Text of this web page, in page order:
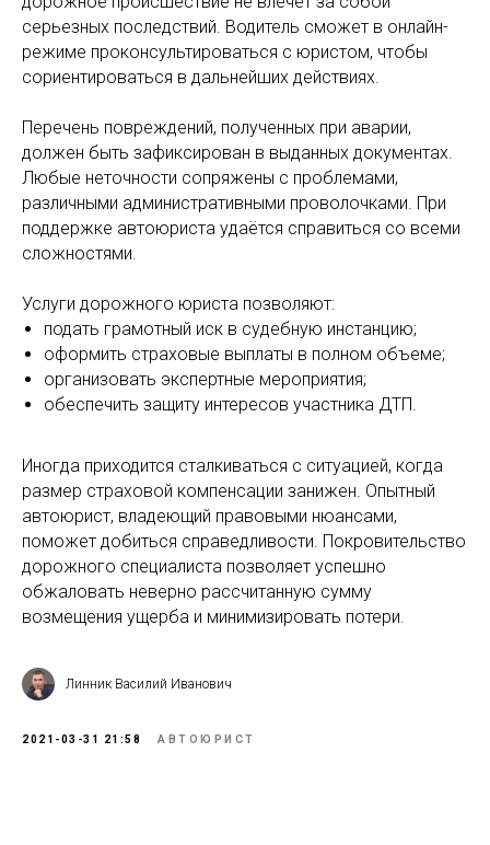
серьезных последствий. Водитель сможет в онлайн-
режиме проконсультироваться с юристом, чтобы
сориентироваться в дальнейших действиях.
Перечень повреждений, полученных при аварии,
должен быть зафиксирован в выданных документах.
Любые неточности сопряжены с проблемами,
различными административными проволочками. При
поддержке автоюриста удаётся справиться со всеми
сложностями.
Услуги дорожного юриста позволяют:
подать грамотный иск в судебную инстанцию;
оформить страховые выплаты в полном объеме;
организовать экспертные мероприятия;
обеспечить защиту интересов участника ДТП.
Иногда приходится сталкиваться с ситуацией, когда
размер страховой компенсации занижен. Опытный
автоюрист, владеющий правовыми нюансами,
поможет добиться справедливости. Покровительство
дорожного специалиста позволяет успешно
обжаловать неверно рассчитанную сумму
возмещения ущерба и минимизировать потери.
Линник Василий Иванович
2021-03-31 21:58 АВТОЮРИСТ